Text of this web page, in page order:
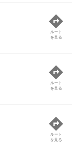
ルート
を見る
ルート
を見る
ルート
を見る